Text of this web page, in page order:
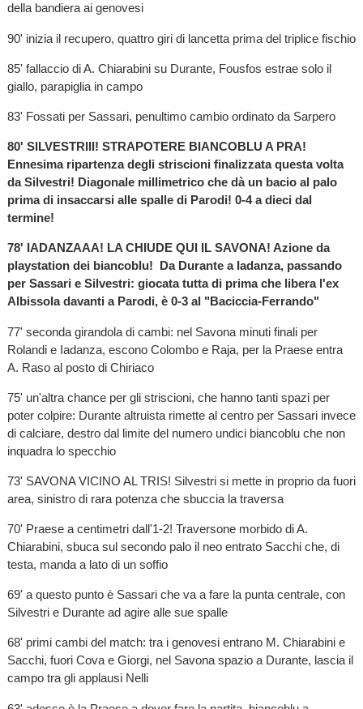
della bandiera ai genovesi
90' inizia il recupero, quattro giri di lancetta prima del triplice fischio
85' fallaccio di A. Chiarabini su Durante, Fousfos estrae solo il
giallo, parapiglia in campo
83' Fossati per Sassari, penultimo cambio ordinato da Sarpero
80' SILVESTRIII! STRAPOTERE BIANCOBLU A PRA!
Ennesima ripartenza degli striscioni finalizzata questa volta
da Silvestri! Diagonale millimetrico che dà un bacio al palo
prima di insaccarsi alle spalle di Parodi! 0-4 a dieci dal
termine!
78' IADANZAAA! LA CHIUDE QUI IL SAVONA! Azione da
playstation dei biancoblu! Da Durante a Iadanza, passando
per Sassari e Silvestri: giocata tutta di prima che libera l'ex
Albissola davanti a Parodi, è 0-3 al "Baciccia-Ferrando"
77' seconda girandola di cambi: nel Savona minuti finali per
Rolandi e Iadanza, escono Colombo e Raja, per la Praese entra
A. Raso al posto di Chiriaco
75' un'altra chance per gli striscioni, che hanno tanti spazi per
poter colpire: Durante altruista rimette al centro per Sassari invece
di calciare, destro dal limite del numero undici biancoblu che non
inquadra lo specchio
73' SAVONA VICINO AL TRIS! Silvestri si mette in proprio da fuori
area, sinistro di rara potenza che sbuccia la traversa
70' Praese a centimetri dall'1-2! Traversone morbido di A.
Chiarabini, sbuca sul secondo palo il neo entrato Sacchi che, di
testa, manda a lato di un soffio
69' a questo punto è Sassari che va a fare la punta centrale, con
Silvestri e Durante ad agire alle sue spalle
68' primi cambi del match: tra i genovesi entrano M. Chiarabini e
Sacchi, fuori Cova e Giorgi, nel Savona spazio a Durante, lascia il
campo tra gli applausi Nelli